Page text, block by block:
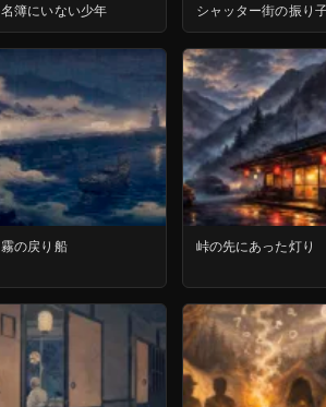
名簿にいない少年 シャッター街の振り
霧の戻り船 峠の先にあった灯り